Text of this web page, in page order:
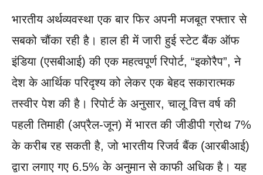
भारतीय अर्थव्यवस्था एक बार फिर अपनी मजबूत रफ्तार से
सबको चौंका रही है। हाल ही में जारी हुई स्टेट बैंक ऑफ
इंडिया (एसबीआई) की एक महत्वपूर्ण रिपोर्ट, “इकोरैप”, ने
देश के आर्थिक परिदृश्य को लेकर एक बेहद सकारात्मक
तस्वीर पेश की है। रिपोर्ट के अनुसार, चालू वित्त वर्ष की
पहली तिमाही (अप्रैल-जून) में भारत की जीडीपी ग्रोथ 7%
के करीब रह सकती है, जो भारतीय रिजर्व बैंक (आरबीआई)
द्वारा लगाए गए 6.5% के अनुमान से काफी अधिक है। यह